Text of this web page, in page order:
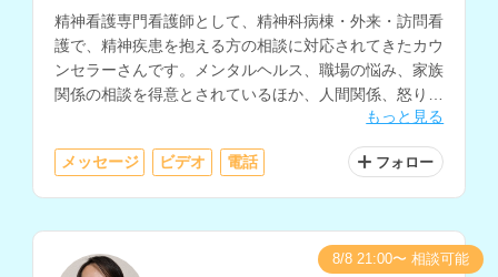
精神看護専門看護師として、精神科病棟・外来・訪問看
護で、精神疾患を抱える方の相談に対応されてきたカウ
ンセラーさんです。メンタルヘルス、職場の悩み、家族
関係の相談を得意とされているほか、人間関係、怒りの
感情のコントロール、ストレス対処などの相談にも対応
もっと見る
メッセージ ビデオ 電話 フォロー
8/8 21:00〜 相談可能